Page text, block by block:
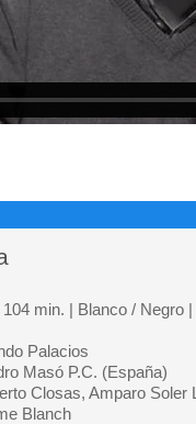
104 min. | Blanco / Negro
Palacios
Masó P.C. (España)
Closas, Amparo
Blanch